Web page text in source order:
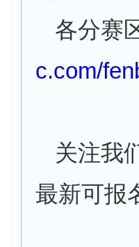
各分赛
c.com/
关注我
最新可报